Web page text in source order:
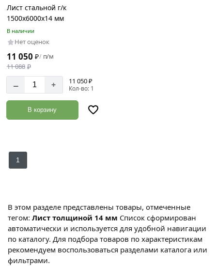
Длина
6000
мм
Ширина
листа
1500
мм
Покрытие
Марка
Ст3
Лист стальной г/к
1500х6000х14 мм
В наличии
Нет оценок
11 050 ₽/ п/м
11 088 ₽
– + 11 050 ₽
Кол-во: 1
В корзину
1
В этом разделе представлены товары, отмеченные
тегом: Лист толщиной 14 мм Список сформирован
автоматически и используется для удобной навигации
по каталогу. Для подбора товаров по характеристикам
рекомендуем воспользоваться разделами каталога или
фильтрами.